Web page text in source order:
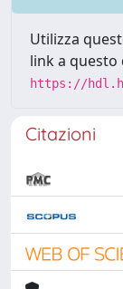
Utilizza
link a
https://
Citazioni